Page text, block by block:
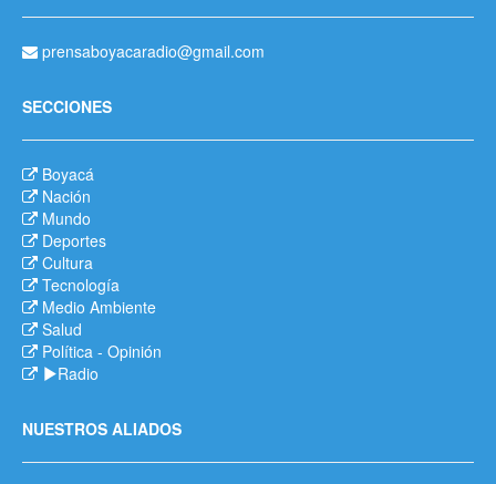
prensaboyacaradio@gmail.com
SECCIONES
Boyacá
Nación
Mundo
Deportes
Cultura
Tecnología
Medio Ambiente
Salud
Política - Opinión
Radio
NUESTROS ALIADOS